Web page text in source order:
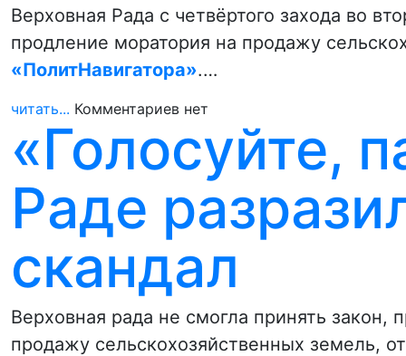
Верховная Рада с четвёртого захода во
продление моратория на продажу
«ПолитНавигатора».…
читать... Комментариев нет
«Голосуйте,
Раде
скандал
Верховная рада не смогла принять
продажу сельскохозяйственных земель,